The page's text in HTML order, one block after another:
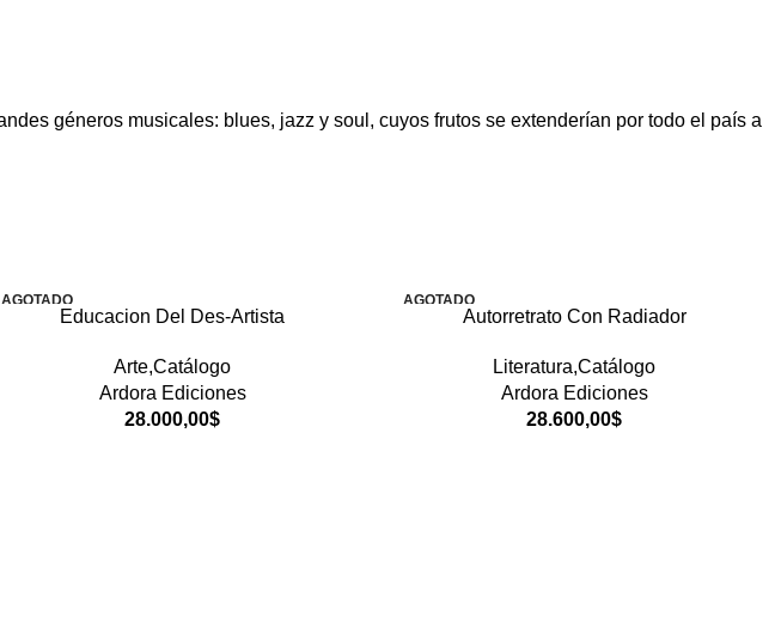
géneros musicales: blues, jazz y soul, cuyos frutos se extenderían por todo el país a
AGOTADO
Educacion Del Des-Artista
Arte,Catálogo
Ardora Ediciones
28.000,00$
AGOTADO
Autorretrato Con Radiador
Literatura,Catálogo
Ardora Ediciones
28.600,00$